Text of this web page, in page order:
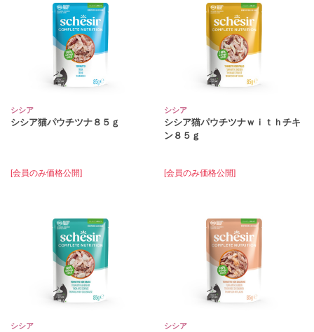
シシア
シシア猫パウチツナ８５ｇ
[会員のみ価格公開]
シシア
シシア猫パウチツナｗｉｔｈチキ
ン８５ｇ
[会員のみ価格公開]
シシア シシア